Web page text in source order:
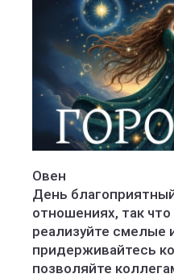
Овен
День
отношениях, так
реализуйте смелые
придерживайтесь
позволяйте